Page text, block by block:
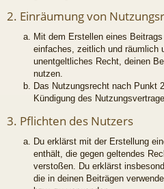
2. Einräumung von
Mit dem Erstellen eines
einfaches, zeitlich und räumlich
unentgeltliches Recht, deinen
nutzen.
Das Nutzungsrecht nach Punkt
Kündigung des
3. Pflichten des Nutzers
Du erklärst mit der Erstellung
enthält, die gegen geltendes
verstoßen. Du erklärst
die in deinen Beiträgen